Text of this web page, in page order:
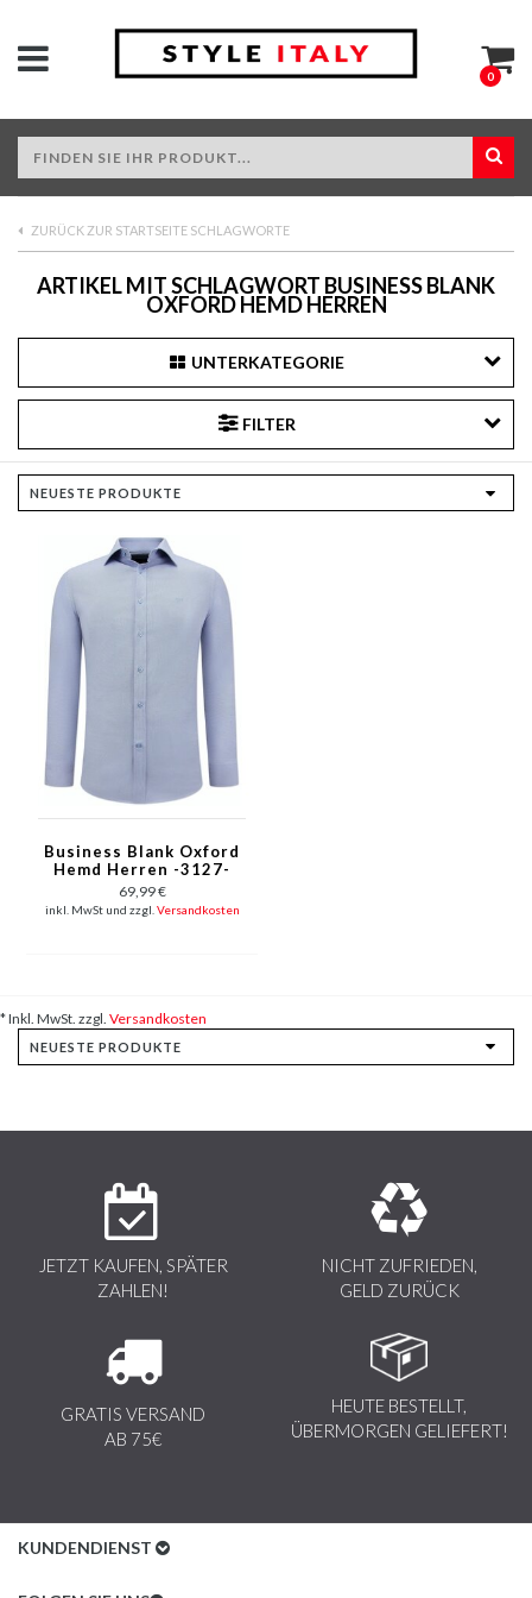
0
ZURÜCK ZUR STARTSEITE SCHLAGWORTE
ARTIKEL MIT SCHLAGWORT BUSINESS BLANK
OXFORD HEMD HERREN
UNTERKATEGORIE
FILTER
Business Blank Oxford
Hemd Herren -3127-
Blau
69,99 €
inkl. MwSt und zzgl. Versandkosten
* Inkl. MwSt. zzgl. Versandkosten
JETZT KAUFEN, SPÄTER
ZAHLEN!
NICHT ZUFRIEDEN,
GELD ZURÜCK
GRATIS VERSAND
AB 75€
HEUTE BESTELLT,
ÜBERMORGEN GELIEFERT!
KUNDENDIENST
Kundenservice